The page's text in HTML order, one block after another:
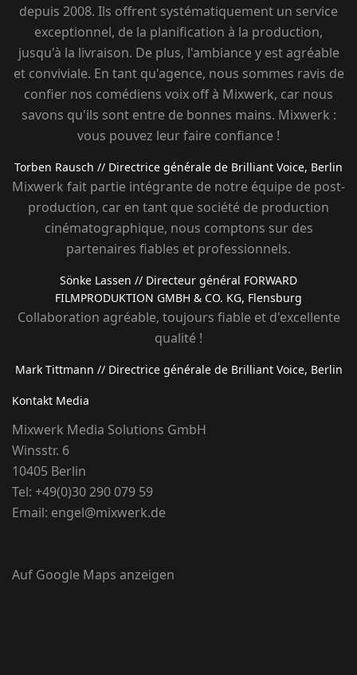
depuis 2008. Ils offrent systématiquement un service
exceptionnel, de la planification à la production,
jusqu'à la livraison. De plus, l'ambiance y est agréable
et conviviale. En tant qu'agence, nous sommes ravis de
confier nos comédiens voix off à Mixwerk, car nous
savons qu'ils sont entre de bonnes mains. Mixwerk :
vous pouvez leur faire confiance !
Torben Rausch // Directrice générale de Brilliant Voice, Berlin
Mixwerk fait partie intégrante de notre équipe de post-
production, car en tant que société de production
cinématographique, nous comptons sur des
partenaires fiables et professionnels.
Sönke Lassen // Directeur général FORWARD
FILMPRODUKTION GMBH & CO. KG, Flensburg
Collaboration agréable, toujours fiable et d'excellente
qualité !
Mark Tittmann // Directrice générale de Brilliant Voice, Berlin
Kontakt Media
Mixwerk Media Solutions GmbH
Winsstr. 6
10405 Berlin
Tel: +49(0)30 290 079 59
Email: engel@mixwerk.de
Auf Google Maps anzeigen